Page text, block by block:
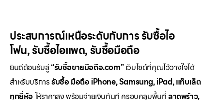
ประสบการณ์เหนือระดับกับการรับซื้อไอ
โฟน,รับซื้อไอแพด,รับซื้อมือถือ
ยินดีต้อนรับสู่“รับซื้อขายมือถือ.com”เว็บไซต์ที่คุณไว้วางใจได้
สำหรับบริการรับซื้อ มือถือ iPhone, Samsung, iPad, แท็บเล็ต
ทุกยี่ห้อให้ราคาสูง พร้อมจ่ายเงินทันที ครอบคลุมพื้นที่ลาดพร้าว,